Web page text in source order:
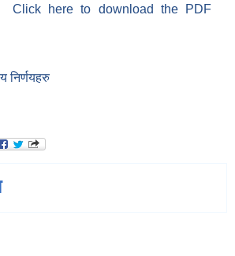
Click here to download the PDF
निर्णयहरु